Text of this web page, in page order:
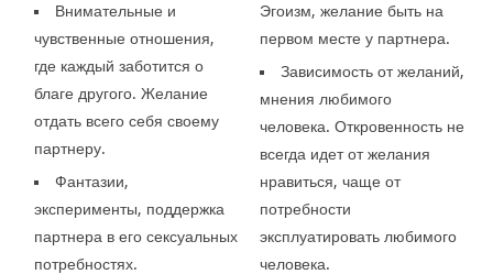
Внимательные и
чувственные отношения,
где каждый заботится о
благе другого. Желание
отдать всего себя своему
партнеру.
Фантазии,
эксперименты, поддержка
партнера в его сексуальных
потребностях.
Эгоизм, желание быть на
первом месте у партнера.
Зависимость от желаний,
мнения любимого
человека. Откровенность не
всегда идет от желания
нравиться, чаще от
потребности
эксплуатировать любимого
человека.